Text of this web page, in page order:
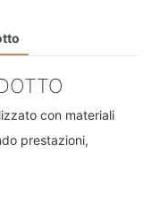
con materiali
prestazioni,